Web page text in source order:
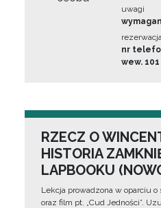
uwagi
nr
wew. 101
RZECZ O
HISTORIA
LAPBOOKU
Lekcja prowadzona w oparciu
oraz film pt. „Cud Jedności”.